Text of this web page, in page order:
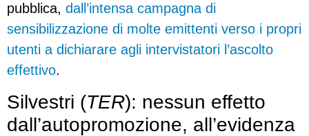
pubblica, dall’intensa campagna di
sensibilizzazione di molte emittenti verso i propri
utenti a dichiarare agli intervistatori l’ascolto
effettivo.
Silvestri (TER): nessun effetto
dall’autopromozione, all’evidenza